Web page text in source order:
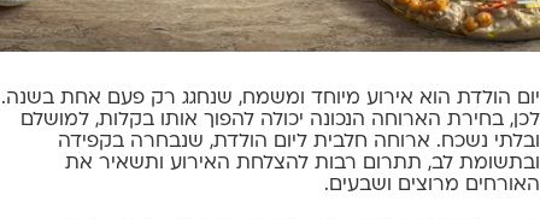
יום הולדת הוא אירוע מיוחד ומשמח, שנחגג רק פעם אחת בשנה.
לכן, בחירת הארוחה הנכונה יכולה להפוך אותו בקלות, למושלם
ובלתי נשכח. ארוחה חלבית ליום הולדת, שנבחרה בקפידה
ובתשומת לב, תתרום רבות להצלחת האירוע ותשאיר את
האורחים מרוצים ושבעים.